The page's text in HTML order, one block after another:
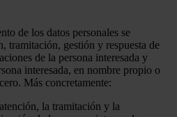
de los datos personales se
tramitación, gestión y respuesta de
de la persona interesada y
interesada, en nombre propio o
Más concretamente:
la tramitación y la